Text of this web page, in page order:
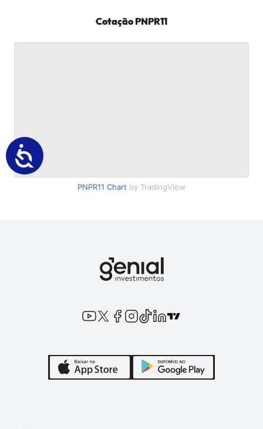
CotaçãoPNPR11
PNPR11 Chart by TradingView